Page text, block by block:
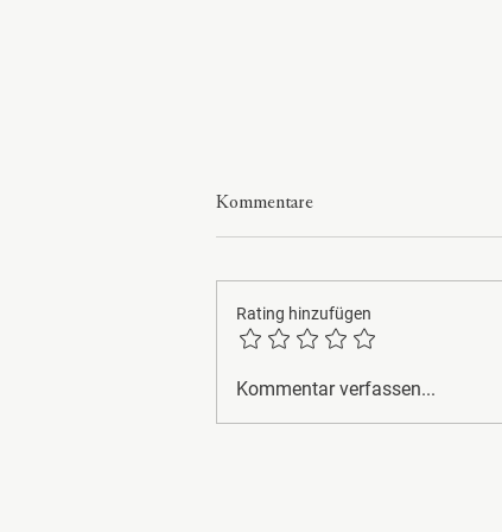
Frühling, Wahrheit & Geduld
Kommentare
Rating hinzufügen
Kommentar verfassen...